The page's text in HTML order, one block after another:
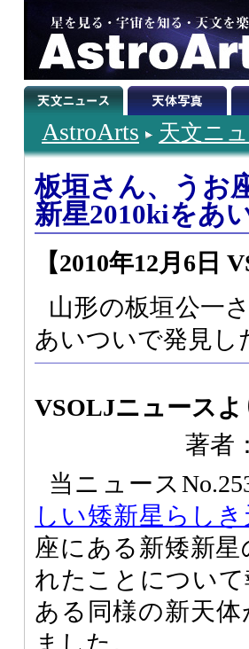
AstroArts 天文ニ
板垣さん、うお
新星2010kiをあ
【2010年12月6日
山形の板垣公一
あいついで発見し
VSOLJニュースよ
著者：
当ニュース
しい矮新星らし
座にある新矮新
れたことについ
ある同様の新天
ました。